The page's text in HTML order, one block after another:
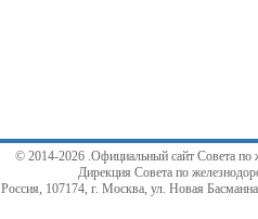
© 2014-2026 .Официальный сайт Совета по
Дирекция Совета по
Россия, 107174, г. Москва, ул. Новая